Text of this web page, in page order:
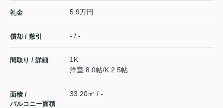
礼金 5.9万円
償却 / 敷引 - / -
間取り / 詳細
1K
洋室 8.0帖/K 2.5帖
面積 /
バルコニー面積
33.20㎡ / -